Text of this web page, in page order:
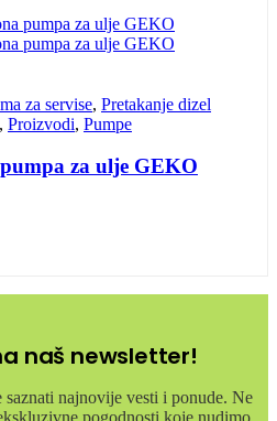
za servise, Pretakanje dizel
, Proizvodi, Pumpe
za ulje GEKO
naš newsletter!
najnovije vesti i ponude. Ne
pogodnosti koje nudimo